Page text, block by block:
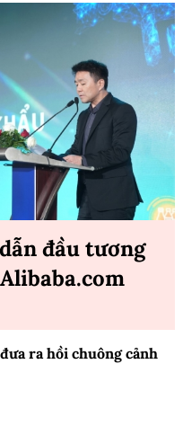
đầu tương
ra hồi chuông cảnh